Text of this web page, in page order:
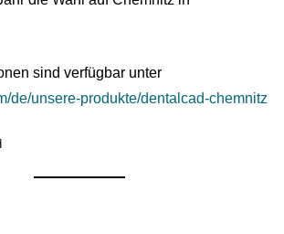
sind verfügbar unter
de/unsere-produkte/dentalcad-chemnitz